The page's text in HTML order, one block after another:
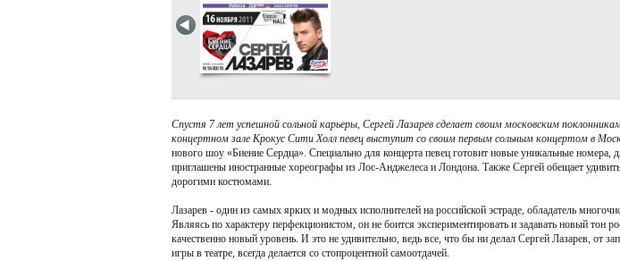
Спустя 7 лет успешной сольной карьеры, Сергей Лазарев сделает своим московским
концертном зале Крокус Сити Холл певец выступит со своим первым сольным концертом в
нового шоу «Биение Сердца». Специально для концерта певец готовит новые уникальные номера,
приглашены иностранные хореографы из Лос-Анджелеса и Лондона. Также Сергей обещает
дорогими костюмами.
Лазарев - один из самых ярких и модных исполнителей на российской эстраде, обладатель
Являясь по характеру перфекционистом, он не боится экспериментировать и задавать новый тон
качественно новый уровень. И это не удивительно, ведь все, что бы ни делал Сергей Лазарев, от
игры в театре, всегда делается со стопроцентной самоотдачей.